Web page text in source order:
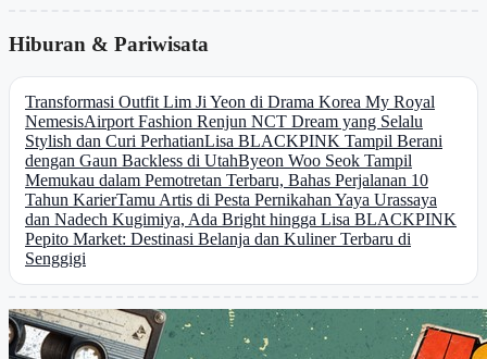
Hiburan & Pariwisata
Transformasi Outfit Lim Ji Yeon di Drama Korea My Royal
NemesisAirport Fashion Renjun NCT Dream yang Selalu
Stylish dan Curi PerhatianLisa BLACKPINK Tampil Berani
dengan Gaun Backless di UtahByeon Woo Seok Tampil
Memukau dalam Pemotretan Terbaru, Bahas Perjalanan 10
Tahun KarierTamu Artis di Pesta Pernikahan Yaya Urassaya
dan Nadech Kugimiya, Ada Bright hingga Lisa BLACKPINK
Pepito Market: Destinasi Belanja dan Kuliner Terbaru di
Senggigi